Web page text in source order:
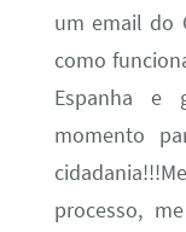
um email do
como
Espanha e
momento
processo,